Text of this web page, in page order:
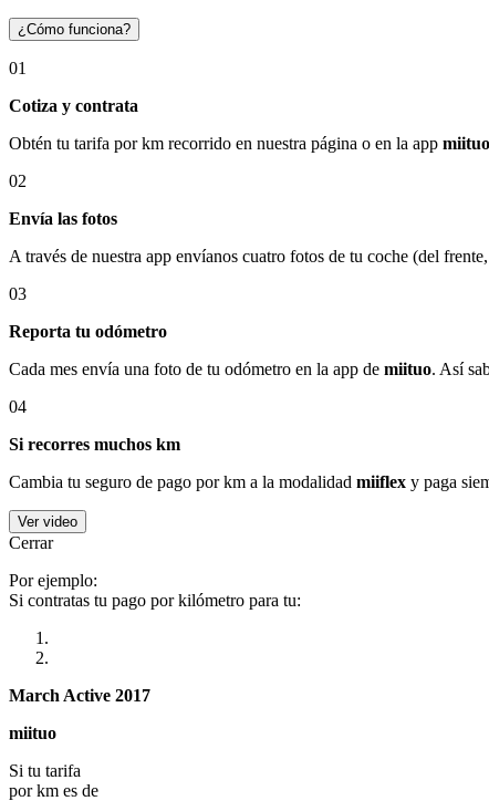
¿Cómo funciona?
01
Cotiza y contrata
Obtén tu tarifa por km recorrido en nuestra página o en la app miituo
02
Envía las fotos
A través de nuestra app envíanos cuatro fotos de tu coche (del
03
Reporta tu odómetro
Cada mes envía una foto de tu odómetro en la app de miituo. Así
04
Si recorres muchos km
Cambia tu seguro de pago por km a la modalidad miiflex y paga
Ver video
Cerrar
Por ejemplo:
Si contratas tu pago por kilómetro para tu:
March Active 2017
miituo
Si tu tarifa
por km es de